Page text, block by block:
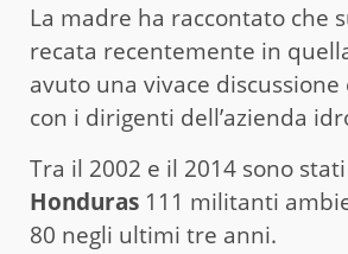
La madre ha raccontato che
recata recentemente in
avuto una vivace
con i dirigenti dell’azienda
Tra il 2002 e il 2014 sono
Honduras 111 militanti
80 negli ultimi tre anni.